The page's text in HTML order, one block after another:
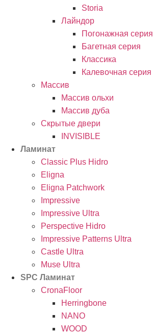
Storia
Лайндор
Погонажная серия
Багетная серия
Классика
Калевочная серия
Массив
Массив ольхи
Массив дуба
Скрытые двери
INVISIBLE
Ламинат
Classic Plus Hidro
Eligna
Eligna Patchwork
Impressive
Impressive Ultra
Perspective Hidro
Impressive Patterns Ultra
Castle Ultra
Muse Ultra
SPC Ламинат
CronaFloor
Herringbone
NANO
WOOD